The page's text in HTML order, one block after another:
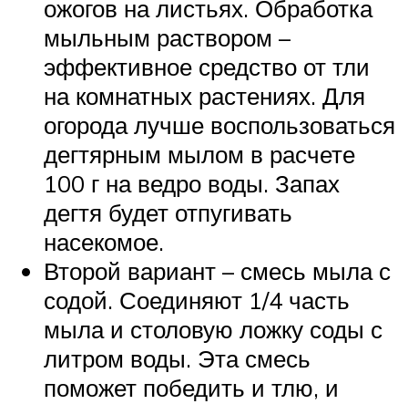
ожогов на листьях. Обработка
мыльным раствором –
эффективное средство от тли
на комнатных растениях. Для
огорода лучше воспользоваться
дегтярным мылом в расчете
100 г на ведро воды. Запах
дегтя будет отпугивать
насекомое.
Второй вариант – смесь мыла с
содой. Соединяют 1/4 часть
мыла и столовую ложку соды с
литром воды. Эта смесь
поможет победить и тлю, и